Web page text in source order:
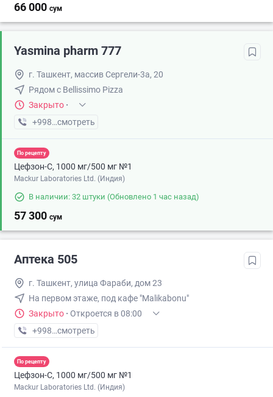
66 000 сум
Yasmina pharm 777
г. Ташкент, массив Сергели-3а, 20
Рядом с Bellissimo Pizza
Закрыто ·
+998 (88) XXX-XX-XX
смотреть
По рецепту
Цефзон-С, 1000 мг/500 мг №1
Mackur Laboratories Ltd. (Индия)
В наличии: 32 штуки (Обновлено 1 час назад)
57 300 сум
Аптека 505
г. Ташкент, улица Фараби, дом 23
На первом этаже, под кафе "Malikabonu"
Закрыто · Откроется в 08:00
+998 (91) XXX-XX-XX
смотреть
По рецепту
Цефзон-С, 1000 мг/500 мг №1
Mackur Laboratories Ltd. (Индия)